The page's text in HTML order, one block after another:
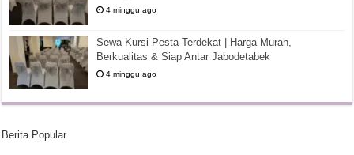
4 minggu ago
Sewa Kursi Pesta Terdekat | Harga Murah,
Berkualitas & Siap Antar Jabodetabek
4 minggu ago
Berita Popular